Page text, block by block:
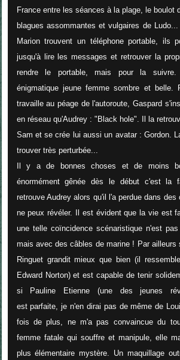
France entre les séances à la plage, le boulot
blagues assommantes et vulgaires de
Marion trouvent un téléphone portable, ils
jusqu'à lire les messages et retrouver la
rendre le portable, mais pour la
énigmatique jeune femme sombre et belle.
travaille au péage de l'autoroute, Gaspard
en réseau qu'Audrey : "Black hole". Il la
Sam et se crée lui aussi un avatar : Gordon.
trouver très perturbée...
Il y a de bonnes choses et de moins
énormément gênée dès le début c'est la
retrouve Audrey alors qu'il l'a perdue dans
ne peux révéler. Il est évident que la vie est
une telle coïncidence scénaristique n'est
mais avec des câbles de marine ! Par ailleurs
Ringuet grandit mieux que bien (il
Edward Norton) et est capable de tenir
si Pauline Etienne (une des jeunes
est parfaite, je n'en dirai pas de même de
fois de plus, ne m'a pas convaincue du
femme fatale qui souffre et manipule, elle
plus élémentaire mystère. Un maquillage